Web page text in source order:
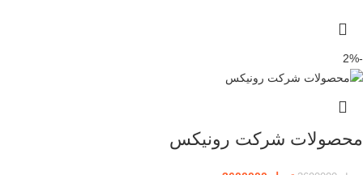
-2%
محصولات شرکت رونیکس